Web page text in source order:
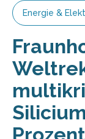
Energie &
Prozent